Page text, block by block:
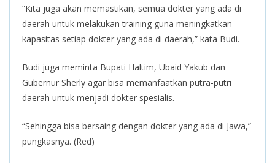
“Kita juga akan memastikan, semua dokter yang ada di
daerah untuk melakukan training guna meningkatkan
kapasitas setiap dokter yang ada di daerah,” kata Budi.
Budi juga meminta Bupati Haltim, Ubaid Yakub dan
Gubernur Sherly agar bisa memanfaatkan putra-putri
daerah untuk menjadi dokter spesialis.
“Sehingga bisa bersaing dengan dokter yang ada di Jawa,”
pungkasnya. (Red)